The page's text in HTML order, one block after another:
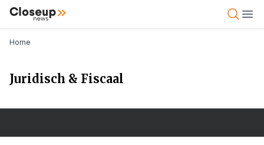
Overslaan
gaan
Close Up News
Open
Kruimelpad
Home
Juridisch & Fiscaal